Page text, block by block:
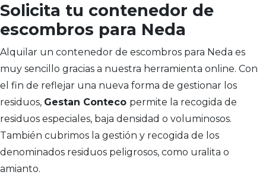
Solicita tu contenedor de
escombros para Neda
Alquilar un contenedor de escombros para Neda es
muy sencillo gracias a nuestra herramienta online. Con
el fin de reflejar una nueva forma de gestionar los
residuos, Gestan Conteco permite la recogida de
residuos especiales, baja densidad o voluminosos.
También cubrimos la gestión y recogida de los
denominados residuos peligrosos, como uralita o
amianto.